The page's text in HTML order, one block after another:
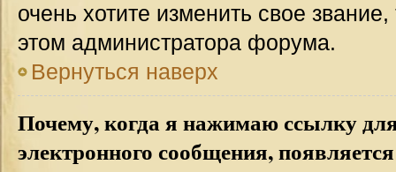
очень хотите изменить свое
этом администратора форума.
Вернуться наверх
Почему, когда я нажимаю ссылку
электронного сообщения,